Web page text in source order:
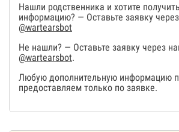
Нашли родственника и хотите
информацию? — Оставьте заявку
@wartearsbot
Не нашли? — Оставьте заявку через
@wartearsbot.
Любую дополнительную информацию
предоставляем только по заявке.